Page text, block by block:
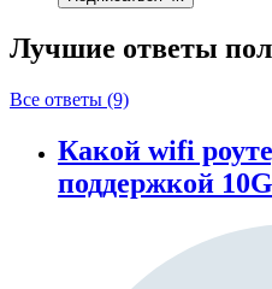
Лучшие ответы
Все ответы (9)
Какой wifi
поддержкой